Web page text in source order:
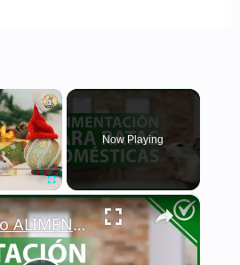
×
Fullscreen
Now Playing
×
🐁 ¿Cómo ALIMENTAR a una RATA DOMÉSTICA de la manera correcta? - Nutrición 🐁🏡